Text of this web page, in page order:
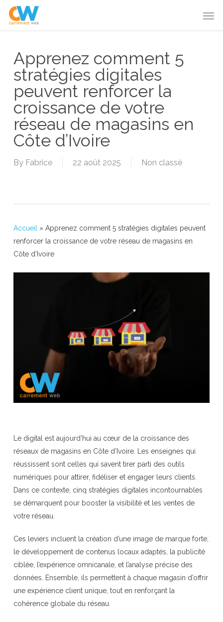
Skip
Apprenez comment 5
stratégies digitales
peuvent renforcer la
croissance de votre
réseau de magasins en
Côte d’Ivoire
By Fabrice 22 août 2025 Non classé
Accueil » Apprenez comment 5 stratégies digitales peuvent
renforcer la croissance de votre réseau de magasins en
Côte d’Ivoire
Le digital est aujourd’hui au cœur de la croissance des
réseaux de magasins en Côte d’Ivoire. Les enseignes qui
réussissent sont celles qui savent tirer parti des outils
numériques pour attirer, fidéliser et engager leurs clients.
Dans ce contexte, cinq stratégies digitales incontournables
se démarquent pour booster la visibilité et les ventes de
votre réseau.
Ces leviers incluent la création d’une image de marque forte,
le développement de contenus locaux adaptés, la publicité
ciblée, l’expérience omnicanale, et l’analyse précise des
données. Ensemble, ils permettent à chaque magasin d’offrir
une expérience client unique, tout en renforçant la
cohérence globale du réseau.